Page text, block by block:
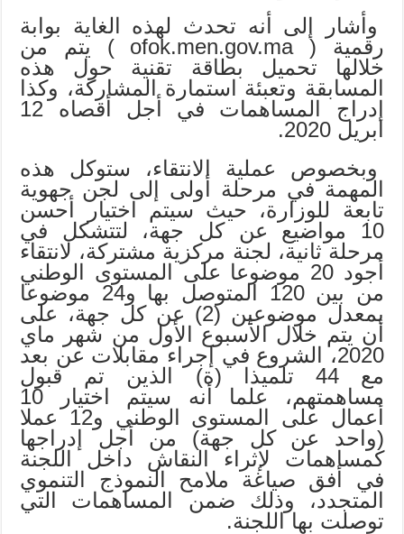
وأشار إلى أنه تحدث لهذه الغاية بوابة
رقمية ( ofok.men.gov.ma ) يتم من
خلالها تحميل بطاقة تقنية حول هذه
المسابقة وتعبئة استمارة المشاركة، وكذا
إدراج المساهمات في أجل أقصاه 12
ابريل 2020.
وبخصوص عملية الانتقاء، ستوكل هذه
المهمة في مرحلة أولى إلى لجن جهوية
تابعة للوزارة، حيث سيتم اختيار أحسن
10 مواضيع عن كل جهة، لتتشكل في
مرحلة ثانية، لجنة مركزية مشتركة، لانتقاء
أجود 20 موضوعا على المستوى الوطني
من بين 120 المتوصل بها و24 موضوعا
بمعدل موضوعين (2) عن كل جهة، على
أن يتم خلال الأسبوع الأول من شهر ماي
2020، الشروع في إجراء مقابلات عن بعد
مع 44 تلميذا (ة) الذين تم قبول
مساهمتهم، علما أنه سيتم اختيار 10
أعمال على المستوى الوطني و12 عملا
(واحد عن كل جهة) من أجل إدراجها
كمساهمات لإثراء النقاش داخل اللجنة
في أفق صياغة ملامح النموذج التنموي
المتجدد، وذلك ضمن المساهمات التي
توصلت بها اللجنة.